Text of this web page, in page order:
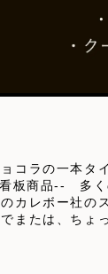
コラの一本タ
板商品-- 多く
カレボー社の
または、ちょ